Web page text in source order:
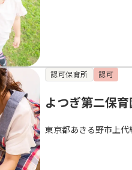
認可保育所 認可
よつぎ第二保育
東京都あきる野市上代